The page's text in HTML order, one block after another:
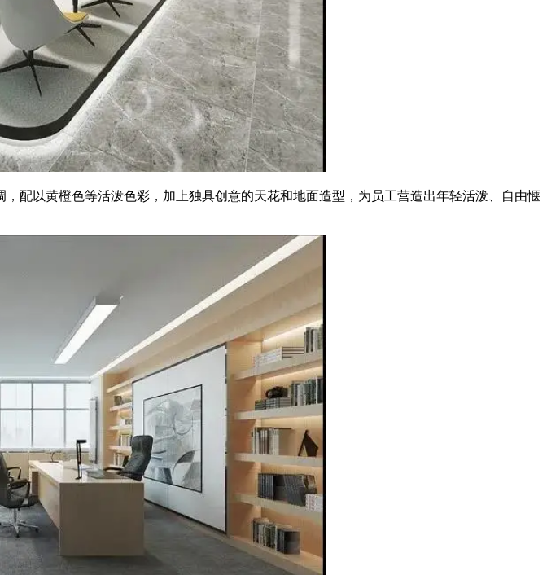
配以黄橙色等活泼色彩，加上独具创意的天花和地面造型，为员工营造出年轻活泼、自由惬